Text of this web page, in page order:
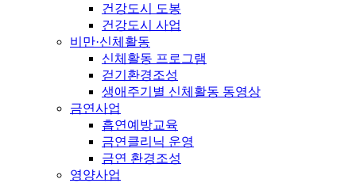
건강도시 도봉
건강도시 사업
비만·신체활동
신체활동 프로그램
걷기환경조성
생애주기별 신체활동 동영상
금연사업
흡연예방교육
금연클리닉 운영
금연 환경조성
영양사업